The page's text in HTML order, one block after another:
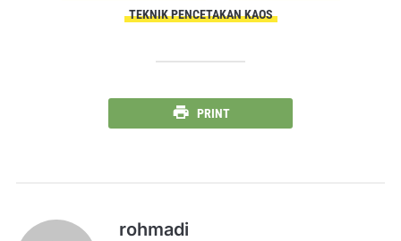
TEKNIK PENCETAKAN KAOS
PRINT
rohmadi